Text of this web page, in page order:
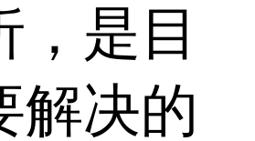
，是目
解决的